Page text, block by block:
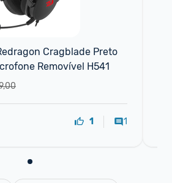
Cragblade Preto
Removível H541
1 1